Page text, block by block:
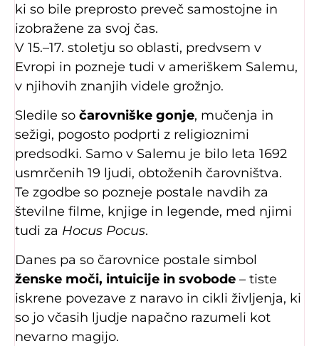
ki so bile preprosto preveč samostojne in
izobražene za svoj čas.
V 15.–17. stoletju so oblasti, predvsem v
Evropi in pozneje tudi v ameriškem Salemu,
v njihovih znanjih videle grožnjo.
Sledile so čarovniške gonje, mučenja in
sežigi, pogosto podprti z religioznimi
predsodki. Samo v Salemu je bilo leta 1692
usmrčenih 19 ljudi, obtoženih čarovništva.
Te zgodbe so pozneje postale navdih za
številne filme, knjige in legende, med njimi
tudi za Hocus Pocus.
Danes pa so čarovnice postale simbol
ženske moči, intuicije in svobode – tiste
iskrene povezave z naravo in cikli življenja, ki
so jo včasih ljudje napačno razumeli kot
nevarno magijo.